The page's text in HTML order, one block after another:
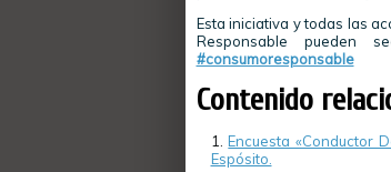
Esta iniciativa y todas las
Responsable pueden
#consumoresponsable
Contenido
Encuesta «Conductor
Espósito.